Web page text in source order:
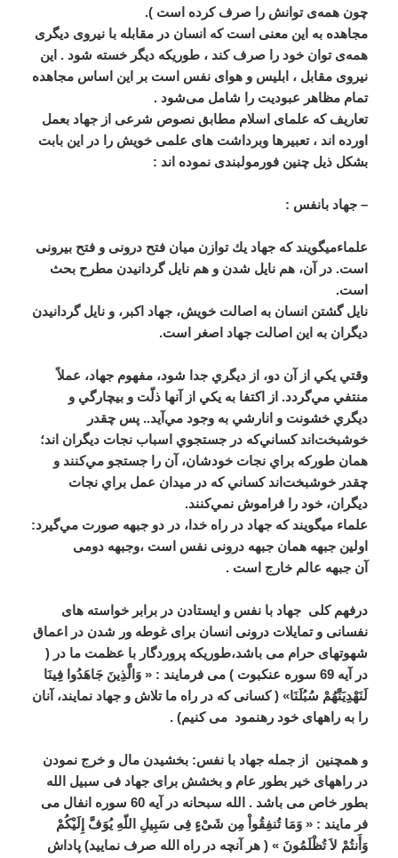
چون همه‌ی توانش را صرف کرده است ).
مجاهده به این معنی است که انسان در مقابله با نیروی دیگری
همه‌ی توان خود را صرف کند ، طوریکه دیگر خسته شود . این
نیروی مقابل ، ابلیس و هوای نفس است بر این اساس مجاهده
تمام مظاهر عبودیت را شامل می‌شود .
تعاریف که علمای اسلام مطابق نصوص شرعی از جهاد بعمل
اورده اند ، تعبیرها وبرداشت های علمی خویش را در این بابت
بشکل ذیل چنین فورمولبندی نموده اند :
– جهاد بانفس :
علماءمیگویند که جهاد يك توازن ميان فتح درونی و فتح بيرونی
است. در آن، هم نايل شدن و هم نايل گردانيدن مطرح بحث
است.
نايل گشتن انسان به اصالت خويش، جهاد اكبر، و نايل گردانيدن
ديگران به اين اصالت جهاد اصغر است.
وقتي يكي از آن دو، از ديگري جدا شود، مفهوم جهاد، عملاً
منتفي مي‌گردد. از اكتفا به يكي از آنها ذلّت و بيچارگي و
ديگري خشونت و انارشي به وجود مي‌آيد.. پس چقدر
خوشبخت‌اند كساني‌كه در جستجوي اسباب نجات ديگران اند؛
همان طوركه براي نجات خودشان، آن را جستجو مي‌كنند و
چقدر خوشبخت‌اند كساني ‌كه در ميدان عمل براي نجات
ديگران، خود را فراموش نمي‌كنند.
علماء میگویند که جهاد در راه خدا، در دو جبهه صورت مي‌گيرد:
اولین جبهه همان جبهه درونی نفس است ،وجبهه دومی
آن جبهه عالم خارج است .
درفهم کلی جهاد با نفس و ایستادن در برابر خواسته های
نفسانی و تمایلات درونی انسان برای غوطه ور شدن در اعماق
شهوتهای حرام می باشد،طوریکه پروردگار با عظمت ما در (
در آیه 69 سوره عنکبوت ) می فرمایند : « وَالَّذِینَ جَاهَدُوا فِینَا
لَنَهْدِیَنَّهُمْ سُبُلَنَا» ( کسانی که در راه ما تلاش و جهاد نمایند، آنان
را به راههای خود رهنمود می کنیم) .
و همچنین از جمله جهاد با نفس: بخشیدن مال و خرج نمودن
در راههای خیر بطور عام و بخشش برای جهاد فی سبیل الله
بطور خاص می باشد . الله سبحانه در آیه 60 سوره انفال می
فر مایند : « وَمَا تُنفِقُواْ مِن شَیْءٍ فِی سَبِیلِ اللّهِ یُوَفَّ إِلَیْکُمْ
وَأَنتُمْ لاَ تُظْلَمُونَ » ( هر آنچه در راه الله صرف نمایید) پاداش